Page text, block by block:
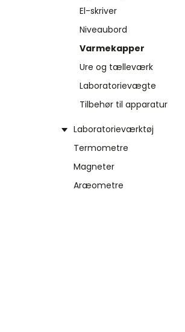
El-skriver
Niveaubord
Varmekapper
Ure og tælleværk
Laboratorievægte
Tilbehør til apparatur
Laboratorieværktøj
Termometre
Magneter
Aræometre